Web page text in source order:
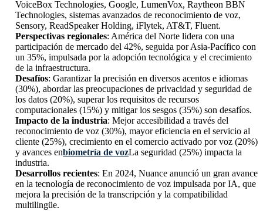
VoiceBox Technologies, Google, LumenVox, Raytheon BBN
Technologies, sistemas avanzados de reconocimiento de voz,
Sensory, ReadSpeaker Holding, iFlytek, AT&T, Fluent.
Perspectivas regionales: América del Norte lidera con una
participación de mercado del 42%, seguida por Asia-Pacífico con
un 35%, impulsada por la adopción tecnológica y el crecimiento
de la infraestructura.
Desafíos: Garantizar la precisión en diversos acentos e idiomas
(30%), abordar las preocupaciones de privacidad y seguridad de
los datos (20%), superar los requisitos de recursos
computacionales (15%) y mitigar los sesgos (35%) son desafíos.
Impacto de la industria: Mejor accesibilidad a través del
reconocimiento de voz (30%), mayor eficiencia en el servicio al
cliente (25%), crecimiento en el comercio activado por voz (20%)
y avances enbiometría de vozLa seguridad (25%) impacta la
industria.
Desarrollos recientes: En 2024, Nuance anunció un gran avance
en la tecnología de reconocimiento de voz impulsada por IA, que
mejora la precisión de la transcripción y la compatibilidad
multilingüe.